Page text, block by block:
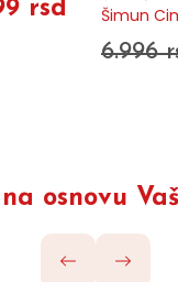
rsd
Šimun
6.996
osnovu